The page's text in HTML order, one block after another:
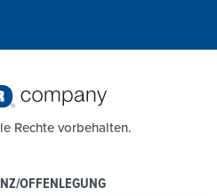
Rechte vorbehalten.
OFFENLEGUNG